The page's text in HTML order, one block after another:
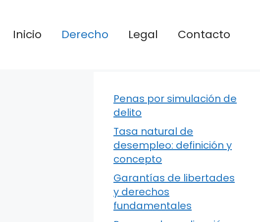
Inicio Derecho Legal Contacto
Penas por simulación de
delito
Tasa natural de
desempleo: definición y
concepto
Garantías de libertades
y derechos
fundamentales